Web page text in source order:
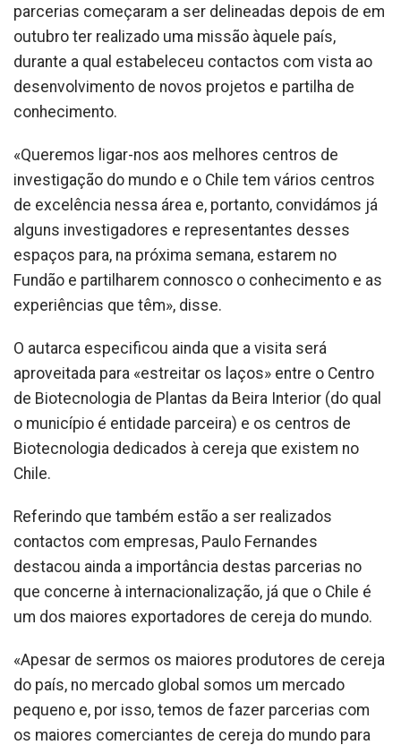
parcerias começaram a ser delineadas depois de em
outubro ter realizado uma missão àquele país,
durante a qual estabeleceu contactos com vista ao
desenvolvimento de novos projetos e partilha de
conhecimento.
«Queremos ligar-nos aos melhores centros de
investigação do mundo e o Chile tem vários centros
de excelência nessa área e, portanto, convidámos já
alguns investigadores e representantes desses
espaços para, na próxima semana, estarem no
Fundão e partilharem connosco o conhecimento e as
experiências que têm», disse.
O autarca especificou ainda que a visita será
aproveitada para «estreitar os laços» entre o Centro
de Biotecnologia de Plantas da Beira Interior (do qual
o município é entidade parceira) e os centros de
Biotecnologia dedicados à cereja que existem no
Chile.
Referindo que também estão a ser realizados
contactos com empresas, Paulo Fernandes
destacou ainda a importância destas parcerias no
que concerne à internacionalização, já que o Chile é
um dos maiores exportadores de cereja do mundo.
«Apesar de sermos os maiores produtores de cereja
do país, no mercado global somos um mercado
pequeno e, por isso, temos de fazer parcerias com
os maiores comerciantes de cereja do mundo para